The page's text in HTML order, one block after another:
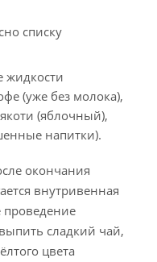
списку
жидкости
(уже без молока),
(яблочный),
напитки).
окончания
внутривенная
проведение
сладкий чай,
цвета